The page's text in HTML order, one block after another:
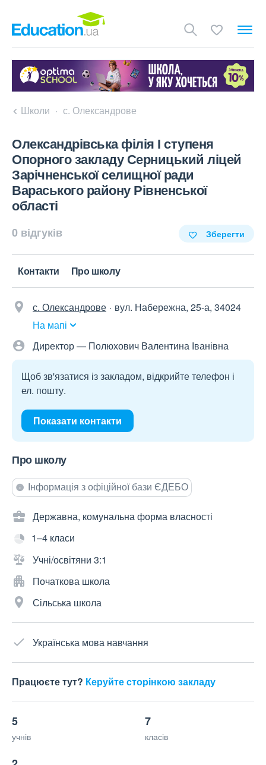
Школи с. Олександрове
Олександрівська філія І ступеня
Опорного закладу Серницький ліцей
Зарічненської селищної ради
Вараського району Рівненської
області
0 відгуків Зберегти
Контакти Про школу
с. Олександрове
вул. Набережна, 25-а, 34024
На мапі
Директор — Полюхович Валентина Іванівна
Щоб зв'язатися із закладом, відкрийте телефон і
ел. пошту.
Показати контакти
Про школу
Інформація з офіційної бази ЄДЕБО
Державна, комунальна форма власності
1–4 класи
Учні/освітяни 3:1
Початкова школа
Сільська школа
Українська мова навчання
Працюєте тут? Керуйте сторінкою закладу
5
учнів
7
класів